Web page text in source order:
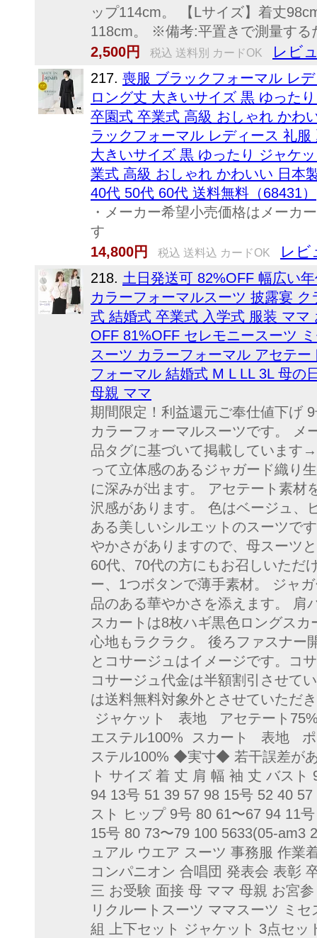
ップ114cm。 【Lサイズ】着丈
118cm。 ※備考:平置きで測量する
2,500円
税込 送料別 カードOK レビ
217. 喪服 ブラックフォーマル レ
ロング丈 大きいサイズ 黒 ゆった
卒園式 卒業式 高級 おしゃれ かわ
ラックフォーマル レディース 礼
大きいサイズ 黒 ゆったり ジャケ
業式 高級 おしゃれ かわいい 日本
40代 50代 60代 送料無料（68431）
・メーカー希望小売価格はメーカ
す
14,800円
税込 送料込 カードOK レビ
218. 土日発送可 82%OFF 幅広い
カラーフォーマルスーツ 披露宴
式 結婚式 卒業式 入学式 服装 ママ
OFF 81%OFF セレモニースーツ
スーツ カラーフォーマル アセテ
フォーマル 結婚式 M L LL 3L 母の
母親 ママ
期間限定！利益還元ご奉仕値下げ
カラーフォーマルスーツです。 メ
品タグに基づいて掲載しています
って立体感のあるジャガード織り
に深みが出ます。 アセテート素材
沢感があります。 色はベージュ、
ある美しいシルエットのスーツで
やかさがありますので、母スーツ
60代、70代の方にもお召しいただ
ー、1つボタンで薄手素材。 ジャ
品のある華やかさを添えます。 肩
スカートは8枚ハギ黒色ロングス
心地もラクラク。 後ろファスナー
とコサージュはイメージです。コ
コサージュ代金は半額割引させて
は送料無料対象外とさせていただ
ジャケット 表地 アセテート
エステル100% スカート 表地
ステル100% ◆実寸◆ 若干誤差が
ト サイズ 着 丈 肩 幅 袖 丈 バス
94 13号 51 39 57 98 15号 52 40
スト ヒップ 9号 80 61〜67 94 11
15号 80 73〜79 100 5633(05-am3
ュアル ウエア スーツ 事務服 作業
コンパニオン 合唱団 発表会 表彰
三 お受験 面接 母 ママ 母親 お宮
リクルートスーツ ママスーツ ミ
組 上下セット ジャケット 3点セッ